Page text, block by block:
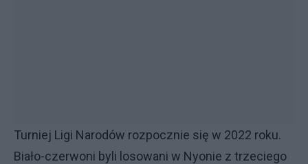
Turniej Ligi Narodów rozpocznie się w 2022 roku.
Biało-czerwoni byli losowani w Nyonie z trzeciego